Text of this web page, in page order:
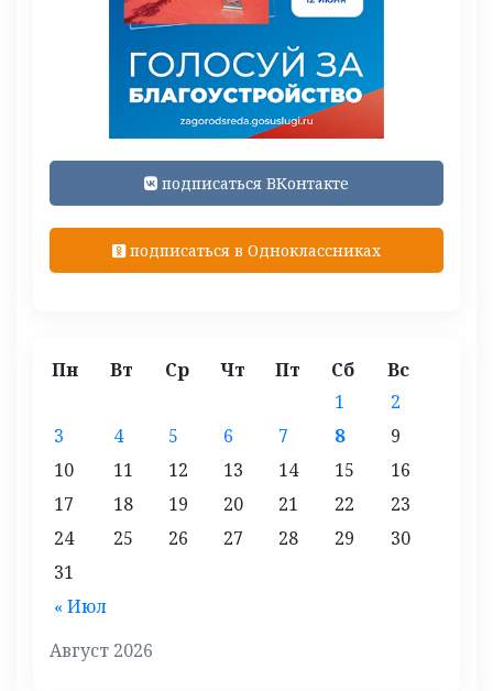
подписаться ВКонтакте
подписаться в Одноклассниках
Август 2026
Пн Вт Ср Чт Пт Сб Вс
« Июл
1
2
3
4 5 6 7 8
9
10
11 12 13 14 15
16
17
18 19 20 21 22
23
24
25 26 27 28 29
30
31